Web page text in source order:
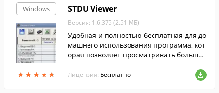
Windows
★★★★★
★★★★★
STDU Viewer
Версия: 1.6.375 (2.51 МБ)
Удобная и полностью бесплатная для до
машнего использования программа, кот
орая позволяет просматривать большое
иксов.
Лицензия: Бесплатно